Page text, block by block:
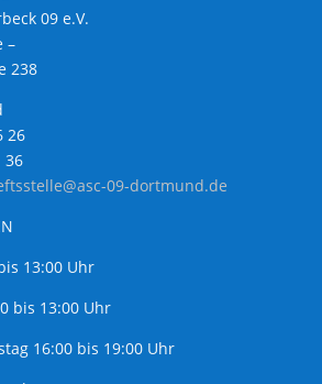
09 e.V.
–
238
26
36
09-dortmund.de
13:00 Uhr
bis 13:00 Uhr
16:00 bis 19:00 Uhr